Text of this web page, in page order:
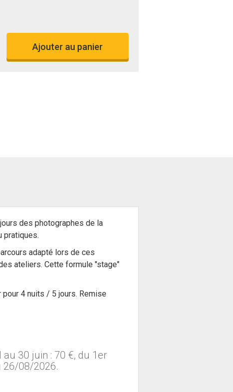
Ajouter au panier
des photographes de la
pratiques.
adapté lors de ces
ateliers. Cette formule "stage"
pour 4 nuits / 5 jours. Remise
30 juin : 70 €, du 1er
26/08/2026.